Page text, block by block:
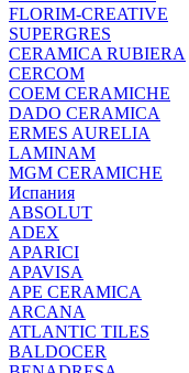
FLORIM-CREATIVE
SUPERGRES
CERAMICA RUBIERA
CERCOM
COEM CERAMICHE
DADO CERAMICA
ERMES AURELIA
LAMINAM
MGM CERAMICHE
Испания
ABSOLUT
ADEX
APARICI
APAVISA
APE CERAMICA
ARCANA
ATLANTIC TILES
BALDOCER